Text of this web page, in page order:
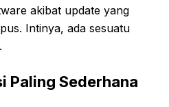
akibat update yang
Intinya, ada sesuatu
Paling Sederhana